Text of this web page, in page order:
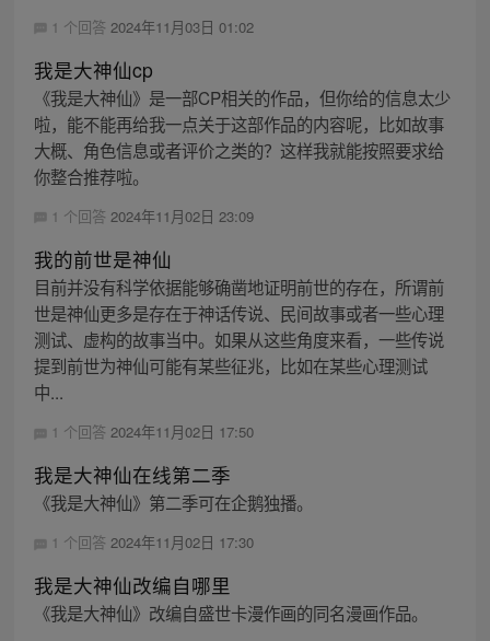
1 个回答 2024年11月03日 01:02
我是大神仙cp
《我是大神仙》是一部CP相关的作品，但你给的信息太少
啦，能不能再给我一点关于这部作品的内容呢，比如故事
大概、角色信息或者评价之类的？这样我就能按照要求给
你整合推荐啦。
1 个回答 2024年11月02日 23:09
我的前世是神仙
目前并没有科学依据能够确凿地证明前世的存在，所谓前
世是神仙更多是存在于神话传说、民间故事或者一些心理
测试、虚构的故事当中。如果从这些角度来看，一些传说
提到前世为神仙可能有某些征兆，比如在某些心理测试
中...
1 个回答 2024年11月02日 17:50
我是大神仙在线第二季
《我是大神仙》第二季可在企鹅独播。
1 个回答 2024年11月02日 17:30
我是大神仙改编自哪里
《我是大神仙》改编自盛世卡漫作画的同名漫画作品。